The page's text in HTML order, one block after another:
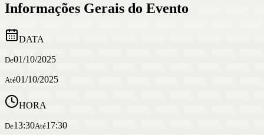
Informações Gerais do Evento
DATA
De01/10/2025
Até01/10/2025
HORA
De13:30Até17:30